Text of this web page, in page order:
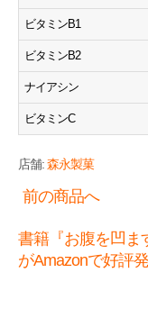
ビタミンB1
ビタミンB2
ナイアシン
ビタミンC
店舗:森永製菓
前の商品へ
書籍『お腹を凹ま
がAmazonで好評